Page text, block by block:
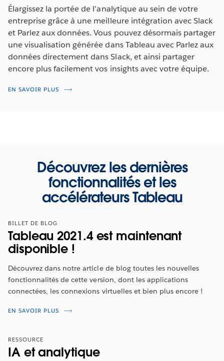
Élargissez la portée de l'analytique au sein de votre
entreprise grâce à une meilleure intégration avec Slack
et Parlez aux données. Vous pouvez désormais partager
une visualisation générée dans Tableau avec Parlez aux
données directement dans Slack, et ainsi partager
encore plus facilement vos insights avec votre équipe.
EN SAVOIR PLUS
Présentation des fonctionnalités de
Tableau 2021.4
sur les nouvelles fonctionnalités de cette version.
Découvrez les dernières
fonctionnalités et les
accélérateurs Tableau
BILLET DE BLOG
Tableau 2021.4 est maintenant
disponible !
Découvrez dans notre article de blog toutes les nouvelles
fonctionnalités de cette version, dont les applications
connectées, les connexions virtuelles et bien plus encore !
EN SAVOIR PLUS
RESSOURCE
IA et analytique